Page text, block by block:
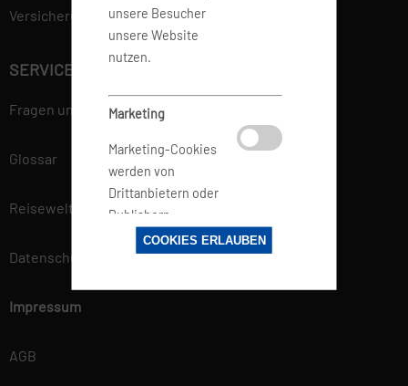
unsere Besucher
unsere Website
nutzen.
Marketing
Marketing-Cookies
werden von
Drittanbietern oder
Publishern
verwendet, um
personalisierte
COOKIES ERLAUBEN
Versicherungsvertrag widerrufen
SERVICE
Fragen und Antworten
Glossar
Reisewelt
Datenschutz
Impressum
AGB